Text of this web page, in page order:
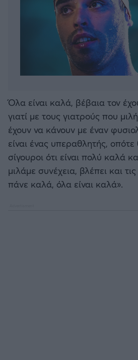
Όλα είναι καλά, βέβαια τον
γιατί με τους γιατρούς που
έχουν να κάνουν με έναν
είναι ένας υπεραθλητής, οπότε
σίγουροι ότι είναι πολύ καλά
μιλάμε συνέχεια, βλέπει και
πάνε καλά, όλα είναι καλά».